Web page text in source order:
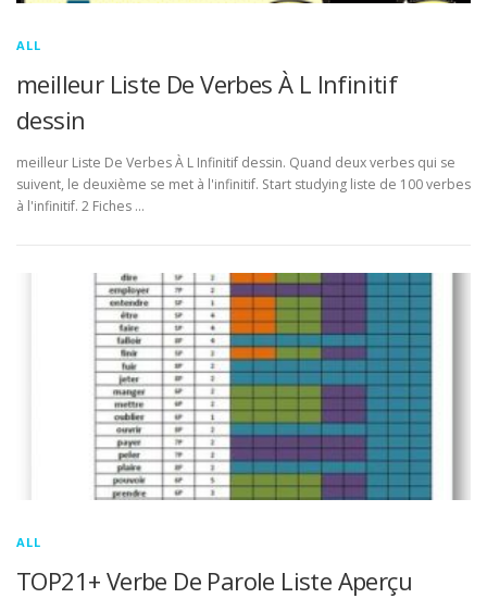
ALL
meilleur Liste De Verbes À L Infinitif
dessin
meilleur Liste De Verbes À L Infinitif dessin. Quand deux verbes qui se
suivent, le deuxième se met à l'infinitif. Start studying liste de 100 verbes
à l'infinitif. 2 Fiches …
ALL
TOP21+ Verbe De Parole Liste Aperçu